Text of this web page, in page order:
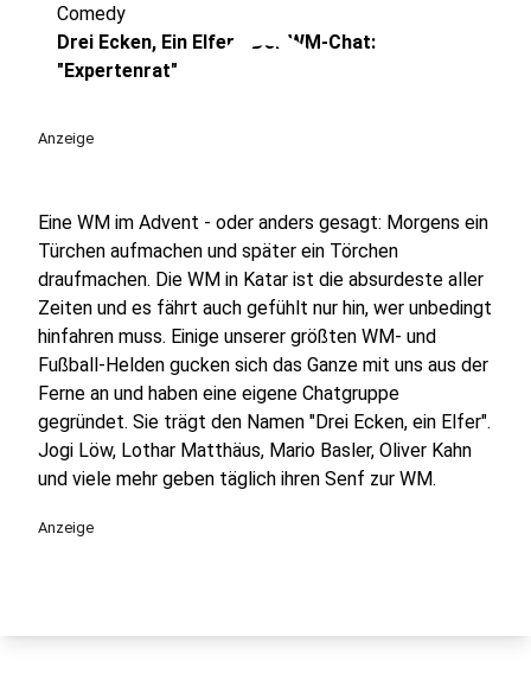
play_circle
Comedy
Drei Ecken, Ein Elfer - Der WM-Chat:
"Expertenrat"
Anzeige
Eine WM im Advent - oder anders gesagt: Morgens ein
Türchen aufmachen und später ein Törchen
draufmachen. Die WM in Katar ist die absurdeste aller
Zeiten und es fährt auch gefühlt nur hin, wer unbedingt
hinfahren muss. Einige unserer größten WM- und
Fußball-Helden gucken sich das Ganze mit uns aus der
Ferne an und haben eine eigene Chatgruppe
gegründet. Sie trägt den Namen "Drei Ecken, ein Elfer".
Jogi Löw, Lothar Matthäus, Mario Basler, Oliver Kahn
und viele mehr geben täglich ihren Senf zur WM.
Anzeige